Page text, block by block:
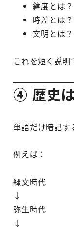
緯度とは？
時差とは？
文明とは？
これを短く説明
④ 歴史
単語だけ暗記す
例えば：
縄文時代
↓
弥生時代
↓